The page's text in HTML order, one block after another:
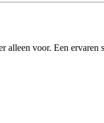
alleen voor. Een ervaren